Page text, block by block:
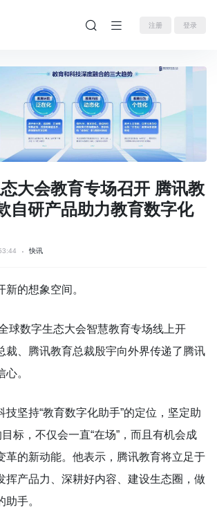
注册 登录
大会教育专场召开 腾讯教
自研产品助力教育数字化
快讯
的想象空间。
球数字生态大会智慧教育专场线上开
裁、腾讯教育总裁殷宇向外界传递了腾讯
。
技坚持“教育数字化助手”的定位，坚定助
目标，不仅会一直“在场”，而且有机会成
革的新动能。他表示，腾讯教育将立足于
挥产品力、深耕好内容、建设生态圈，做
手。